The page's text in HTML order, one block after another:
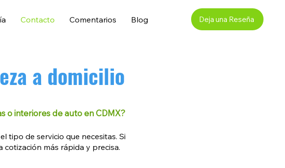
Contacto Comentarios Blog Deja una Reseña
a domicilio
o interiores de auto en CDMX?
tipo de servicio que necesitas. Si
más rápida y precisa.